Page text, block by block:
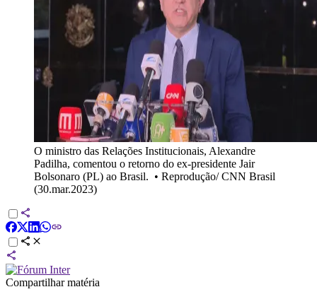
O ministro das Relações Institucionais, Alexandre
Padilha, comentou o retorno do ex-presidente Jair
Bolsonaro (PL) ao Brasil. • Reprodução/ CNN Brasil
(30.mar.2023)
Compartilhar matéria